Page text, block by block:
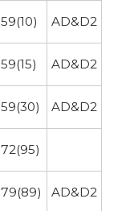
AD&D2
AD&D2
AD&D2
AD&D2